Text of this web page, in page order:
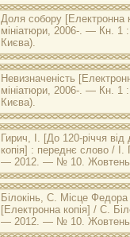
Доля собору [Електронна
мініатюри, 2006-. — Кн. 1 :
Києва).
Невизначеність
мініатюри, 2006-. — Кн. 1 :
Києва).
Гирич, І. [До 120-річчя
копія] : переднє слово / І.
— 2012. — № 10.
Білокінь, С. Місце Федора
[Електронна копія] / С.
— 2012. — № 10.